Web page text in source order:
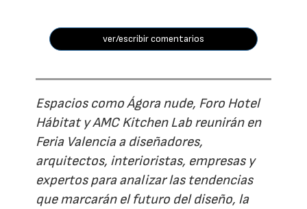
ver/escribir comentarios
Espacios como Ágora nude, Foro Hotel
Hábitat y AMC Kitchen Lab reunirán en
Feria Valencia a diseñadores,
arquitectos, interioristas, empresas y
expertos para analizar las tendencias
que marcarán el futuro del diseño, la